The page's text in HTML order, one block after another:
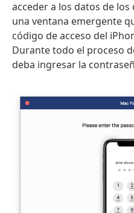
acceder a los datos de
una ventana emergente
código de acceso del
Durante todo el proceso
deba ingresar la